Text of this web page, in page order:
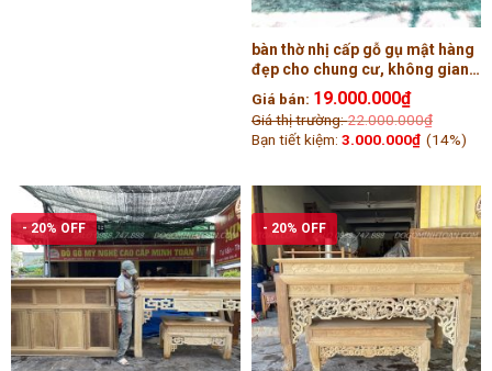
bàn thờ nhị cấp gỗ gụ mật hàng
đẹp cho chung cư, không gian
Giá bán: 19.000.000₫
Giá thị trường:22.000.000₫
Bạn tiết kiệm: 3.000.000₫ (14%)
- 20% OFF - 20% OFF